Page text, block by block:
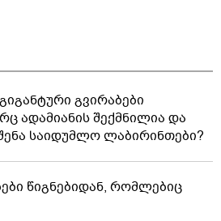
გვირაბები
ადამიანის შექმნილია და
საიდუმლო ლაბირინთები?
წიგნებიდან, რომლებიც